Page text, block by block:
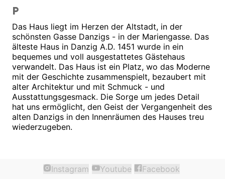
Das Haus liegt im Herzen der Altstadt, in der
schönsten Gasse Danzigs - in der Mariengasse. Das
älteste Haus in Danzig A.D. 1451 wurde in ein
bequemes und voll ausgestattetes Gästehaus
verwandelt. Das Haus ist ein Platz, wo das Moderne
mit der Geschichte zusammenspielt, bezaubert mit
alter Architektur und mit Schmuck - und
Ausstattungsgesmack. Die Sorge um jedes Detail
hat uns ermöglicht, den Geist der Vergangenheit des
alten Danzigs in den Innenräumen des Hauses treu
wiederzugeben.
Instagram Youtube Facebook